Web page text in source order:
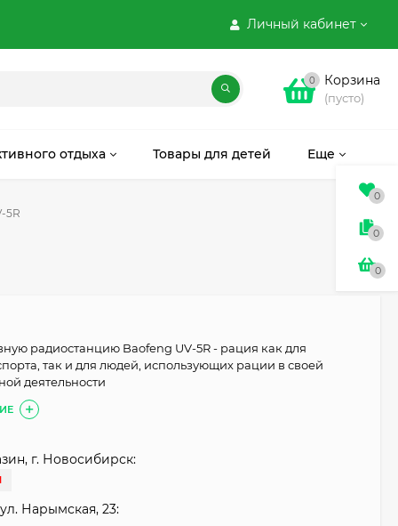
Личный кабинет
0 Корзина
(пусто)
отдыха Товары для детей Еще
5R
радиостанцию Baofeng UV-5R - рация как для
так и для людей, использующих рации в своей
деятельности
г. Новосибирск:
Нарымская, 23:
0
0
0